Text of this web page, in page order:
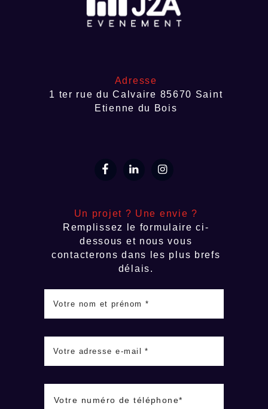
Adresse
1 ter rue du Calvaire 85670 Saint
Etienne du Bois
Un projet ? Une envie ?
Remplissez le formulaire ci-
dessous et nous vous
contacterons dans les plus brefs
délais.